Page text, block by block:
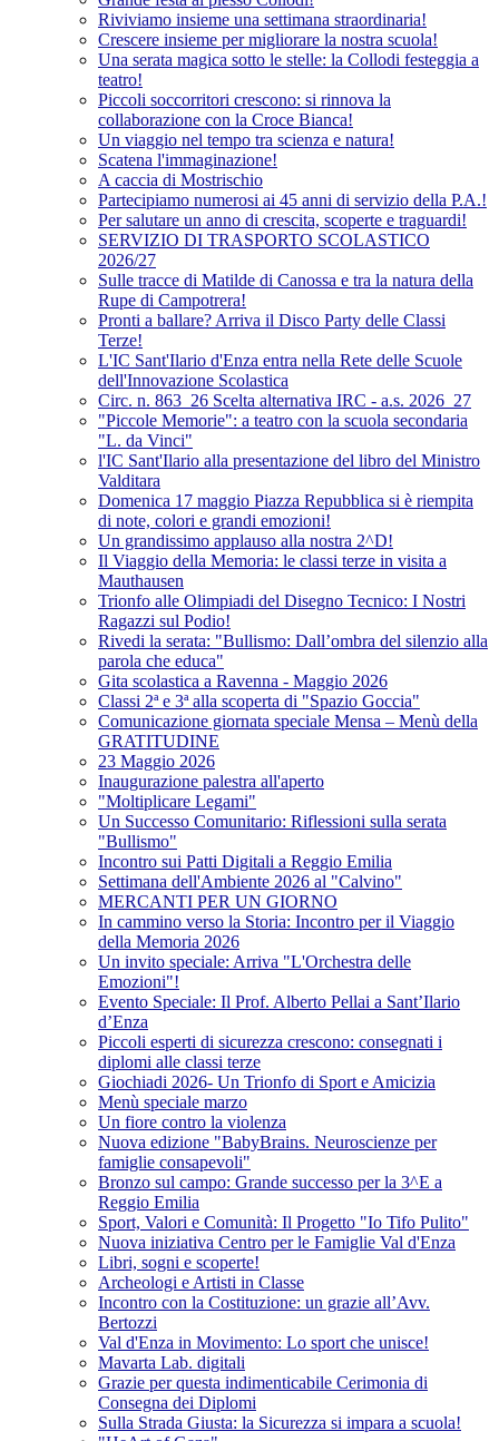
Riviviamo insieme una settimana straordinaria!
Crescere insieme per migliorare la nostra scuola!
Una serata magica sotto le stelle: la Collodi festeggia a
teatro!
Piccoli soccorritori crescono: si rinnova la
collaborazione con la Croce Bianca!
Un viaggio nel tempo tra scienza e natura!
Scatena l'immaginazione!
A caccia di Mostrischio
Partecipiamo numerosi ai 45 anni di servizio della P.A.!
Per salutare un anno di crescita, scoperte e traguardi!
SERVIZIO DI TRASPORTO SCOLASTICO
2026/27
Sulle tracce di Matilde di Canossa e tra la natura della
Rupe di Campotrera!
Pronti a ballare? Arriva il Disco Party delle Classi
Terze!
L'IC Sant'Ilario d'Enza entra nella Rete delle Scuole
dell'Innovazione Scolastica
Circ. n. 863_26 Scelta alternativa IRC - a.s. 2026_27
"Piccole Memorie": a teatro con la scuola secondaria
"L. da Vinci"
l'IC Sant'Ilario alla presentazione del libro del Ministro
Valditara
Domenica 17 maggio Piazza Repubblica si è riempita
di note, colori e grandi emozioni!
Un grandissimo applauso alla nostra 2^D!
Il Viaggio della Memoria: le classi terze in visita a
Mauthausen
Trionfo alle Olimpiadi del Disegno Tecnico: I Nostri
Ragazzi sul Podio!
Rivedi la serata: "Bullismo: Dall’ombra del silenzio alla
parola che educa"
Gita scolastica a Ravenna - Maggio 2026
Classi 2ª e 3ª alla scoperta di "Spazio Goccia"
Comunicazione giornata speciale Mensa – Menù della
GRATITUDINE
23 Maggio 2026
Inaugurazione palestra all'aperto
"Moltiplicare Legami"
Un Successo Comunitario: Riflessioni sulla serata
"Bullismo"
Incontro sui Patti Digitali a Reggio Emilia
Settimana dell'Ambiente 2026 al "Calvino"
MERCANTI PER UN GIORNO
In cammino verso la Storia: Incontro per il Viaggio
della Memoria 2026
Un invito speciale: Arriva "L'Orchestra delle
Emozioni"!
Evento Speciale: Il Prof. Alberto Pellai a Sant’Ilario
d’Enza
Piccoli esperti di sicurezza crescono: consegnati i
diplomi alle classi terze
Giochiadi 2026- Un Trionfo di Sport e Amicizia
Menù speciale marzo
Un fiore contro la violenza
Nuova edizione "BabyBrains. Neuroscienze per
famiglie consapevoli"
Bronzo sul campo: Grande successo per la 3^E a
Reggio Emilia
Sport, Valori e Comunità: Il Progetto "Io Tifo Pulito"
Nuova iniziativa Centro per le Famiglie Val d'Enza
Libri, sogni e scoperte!
Archeologi e Artisti in Classe
Incontro con la Costituzione: un grazie all’Avv.
Bertozzi
Val d'Enza in Movimento: Lo sport che unisce!
Mavarta Lab. digitali
Grazie per questa indimenticabile Cerimonia di
Consegna dei Diplomi
Sulla Strada Giusta: la Sicurezza si impara a scuola!